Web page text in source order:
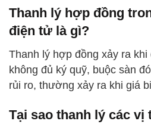
Thanh lý hợp đồng
điện tử là gì?
Thanh lý hợp đồng xảy ra khi
không đủ ký quỹ, buộc sàn
rủi ro, thường xảy ra khi giá
Tại sao thanh lý các vị